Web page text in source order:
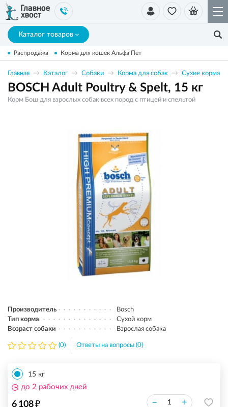
Каталог товаров
Распродажа Корма для кошек Альфа Пет
Главная Каталог Собаки Корма для собак Сухие корма
BOSCH Adult Poultry & Spelt, 15 кг
Корм Бош для взрослых собак всех пород с птицей и спельтой
Производитель
Bosch
Тип корма
Сухой корм
Возраст собаки
Взрослая собака
(0) Ответы на вопросы (0)
15 кг
6 108₽ – +
до 2 рабочих дней